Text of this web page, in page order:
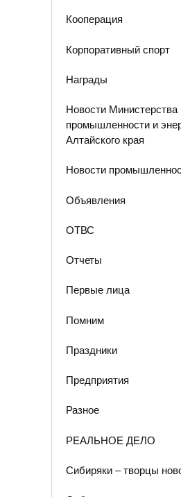
Кооперация
Корпоративный спорт
Награды
Новости Министерства
промышленности и
Алтайского края
Новости
Объявления
ОТВС
Отчеты
Первые лица
Помним
Праздники
Предприятия
Разное
РЕАЛЬНОЕ ДЕЛО
Сибиряки – творцы